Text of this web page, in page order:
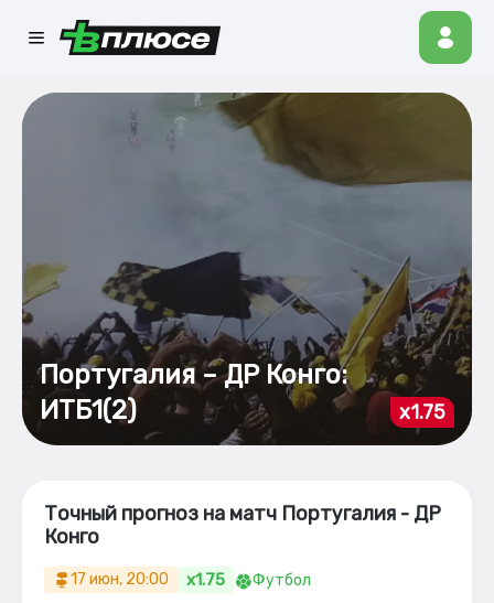
Португалия – ДР Конго:
ИТБ1(2)
x1.75
Точный прогноз на матч Португалия - ДР
Конго
17 июн, 20:00 x1.75 Футбол